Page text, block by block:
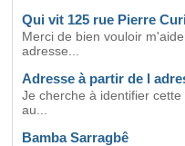
Qui vit 125 rue Pierre
Merci de bien vouloir
adresse...
Adresse à partir de l
Je cherche à identifier
au...
Bamba Sarragbê